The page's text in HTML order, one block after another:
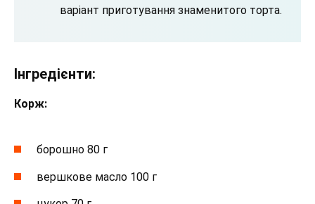
варіант приготування знаменитого торта.
Інгредієнти:
Корж:
борошно 80 г
вершкове масло 100 г